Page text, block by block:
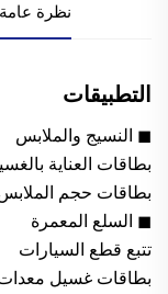
نظرة عامة
التطبيقات
◼ النسيج والملابس
بطاقات العناية
بطاقات حجم
◼ السلع المعمرة
تتبع قطع السيارات
بطاقات غسيل معدات